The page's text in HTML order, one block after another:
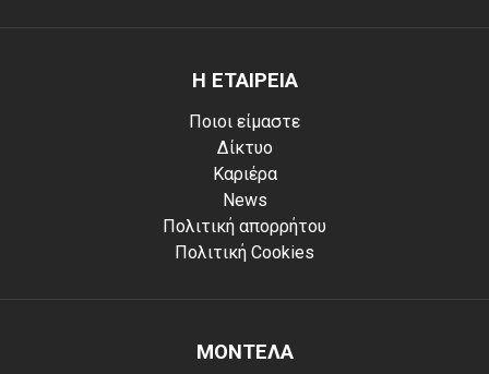
Η ΕΤΑΙΡΕΙΑ
Ποιοι είμαστε
Δίκτυο
Καριέρα
News
Πολιτική απορρήτου
Πολιτική Cookies
ΜΟΝΤΕΛΑ